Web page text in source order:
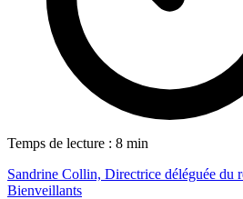
Temps de lecture : 8 min
Sandrine Collin, Directrice déléguée du
Bienveillants